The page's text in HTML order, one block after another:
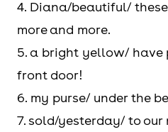
4. Diana/beautiful/
more and more.
5. a bright yellow/
front door!
6. my purse/ under the
7. sold/yesterday/ to